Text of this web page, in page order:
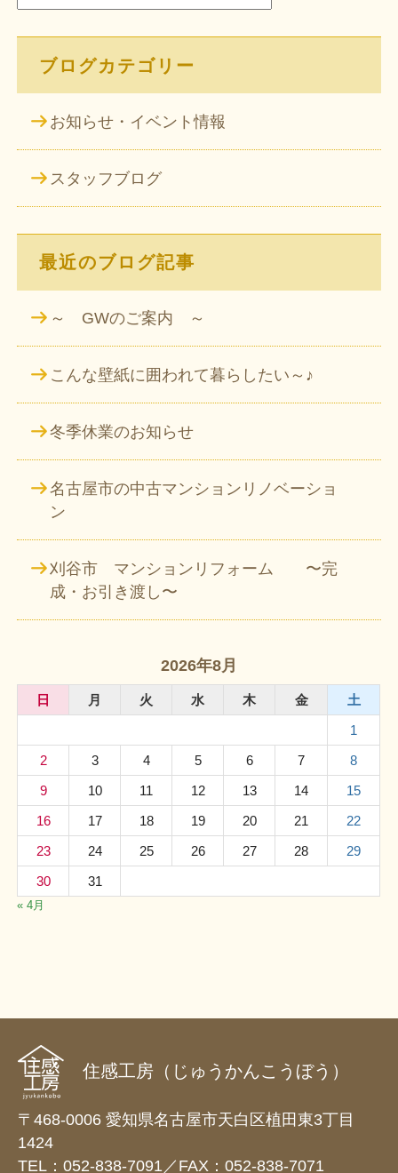
ブログカテゴリー
お知らせ・イベント情報
スタッフブログ
最近のブログ記事
～ GWのご案内 ～
こんな壁紙に囲われて暮らしたい～♪
冬季休業のお知らせ
名古屋市の中古マンションリノベーショ
ン
刈谷市 マンションリフォーム 〜完
成・お引き渡し〜
2026年8月
日 月 火 水 木 金
土
1
2
3 4 5 6 7
8
9
10 11 12 13 14
15
16
17 18 19 20 21
22
23
24 25 26 27 28
29
30
31
« 4月
住感工房（じゅうかんこうぼう）
〒468-0006 愛知県名古屋市天白区植田東3丁目
1424
TEL：052-838-7091／FAX：052-838-7071